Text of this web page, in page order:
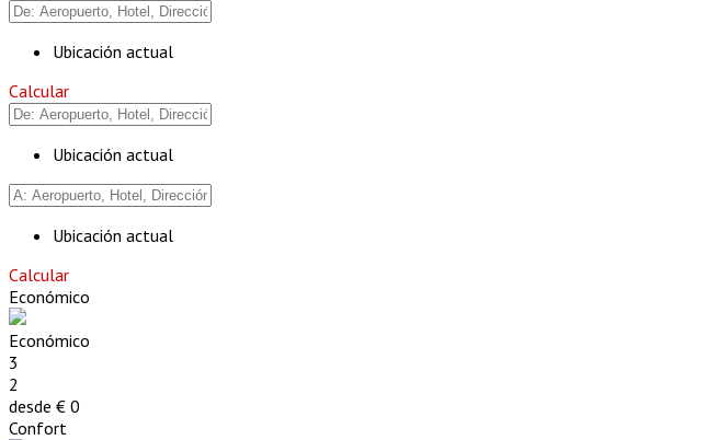
Ubicación actual
Calcular
Ubicación actual
Ubicación actual
Calcular
Económico
Económico
3
2
desde € 0
Confort